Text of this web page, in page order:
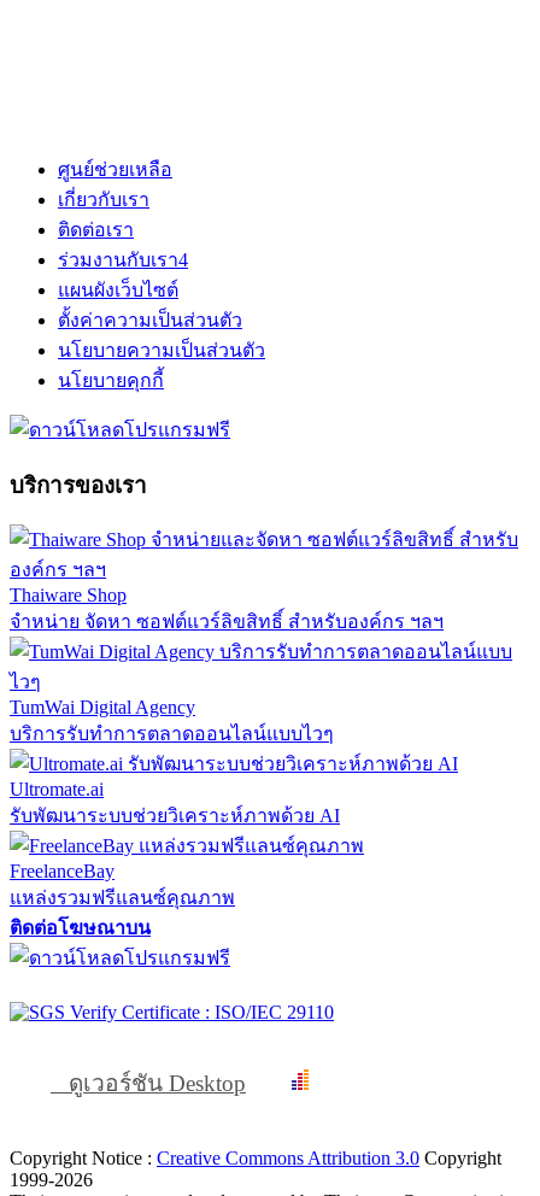
ศูนย์ช่วยเหลือ
เกี่ยวกับเรา
ติดต่อเรา
ร่วมงานกับเรา4
แผนผังเว็บไซต์
ตั้งค่าความเป็นส่วนตัว
นโยบายความเป็นส่วนตัว
นโยบายคุกกี้
บริการของเรา
Thaiware Shop
จำหน่าย จัดหา ซอฟต์แวร์ลิขสิทธิ์ สำหรับองค์กร ฯลฯ
TumWai Digital Agency
บริการรับทำการตลาดออนไลน์แบบไวๆ
Ultromate.ai
รับพัฒนาระบบช่วยวิเคราะห์ภาพด้วย AI
FreelanceBay
แหล่งรวมฟรีแลนซ์คุณภาพ
ติดต่อโฆษณาบน
ดูเวอร์ชัน Desktop
Copyright Notice : Creative Commons Attribution 3.0 Copyright
1999-2026